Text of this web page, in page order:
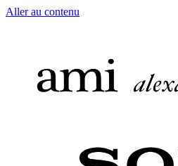
Aller au contenu